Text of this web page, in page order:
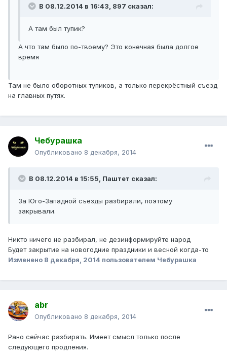
В 08.12.2014 в 16:43, 897 сказал:
А там был тупик?
А что там было по-твоему? Это конечная была долгое
время
Там не было оборотных тупиков, а только перекрёстный съезд
на главных путях.
Чебурашка
Опубликовано 8 декабря, 2014
В 08.12.2014 в 15:55, Паштет сказал:
За Юго-Западной съезды разбирали, поэтому
закрывали.
Никто ничего не разбирал, не дезинформируйте народ
Будет закрытие на новогодние праздники и весной когда-то
Изменено 8 декабря, 2014 пользователем Чебурашка
abr
Опубликовано 8 декабря, 2014
Рано сейчас разбирать. Имеет смысл только после
следующего продления.